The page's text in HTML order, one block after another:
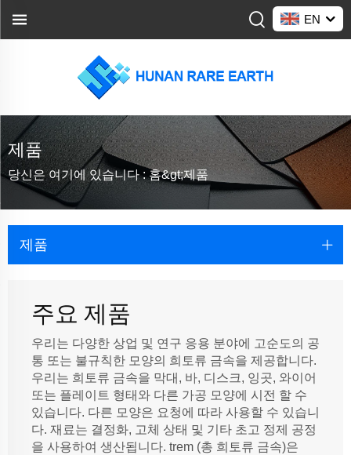
EN
제품
당신은 여기에 있습니다 : 홈&gt;제품
제품
주요 제품
우리는 다양한 상업 및 연구 응용 분야에 고순도의 공
통 또는 불규칙한 모양의 희토류 금속을 제공합니다.
우리는 희토류 금속을 막대, 바, 디스크, 잉곳, 와이어
또는 플레이트 형태와 다른 가공 모양에 시전 할 수
있습니다. 다른 모양은 요청에 따라 사용할 수 있습니
다. 재료는 결정화, 고체 상태 및 기타 초고 정제 공정
을 사용하여 생산됩니다. trem (총 희토류 금속)은